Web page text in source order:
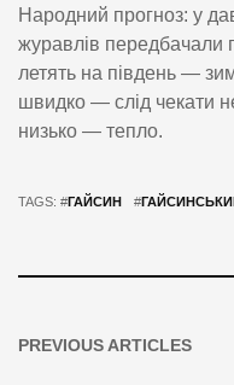
Народний прогноз: у
журавлів передбачали
летять на південь —
швидко — слід чекати
низько — тепло.
TAGS: #ГАЙСИН #
PREVIOUS ARTICLES